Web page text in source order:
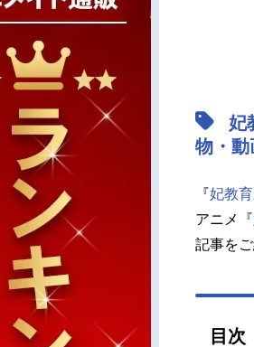
マンガ・ラノベ
妃
物・動
『妃教
アニメ『
記事をご
目次